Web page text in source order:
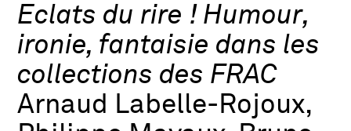
Eclats du rire ! Humour,
ironie, fantaisie dans les
collections des FRAC
Arnaud Labelle-Rojoux,